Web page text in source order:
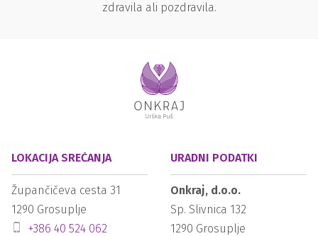
zdravila ali pozdravila.
LOKACIJA SREČANJA
Župančičeva cesta 31
1290 Grosuplje
+386 40 524 062
URADNI PODATKI
Onkraj, d.o.o.
Sp. Slivnica 132
1290 Grosuplje